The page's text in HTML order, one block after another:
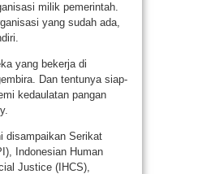
milik pemerintah.
yang sudah ada,
yang bekerja di
Dan tentunya siap-
kedaulatan pangan
disampaikan Serikat
Indonesian Human
Justice (IHCS),